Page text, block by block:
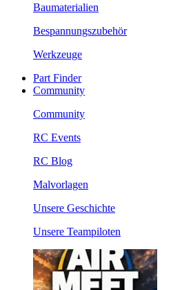
Baumaterialien
Bespannungszubehör
Werkzeuge
Part Finder
Community
Community
RC Events
RC Blog
Malvorlagen
Unsere Geschichte
Unsere Teampiloten